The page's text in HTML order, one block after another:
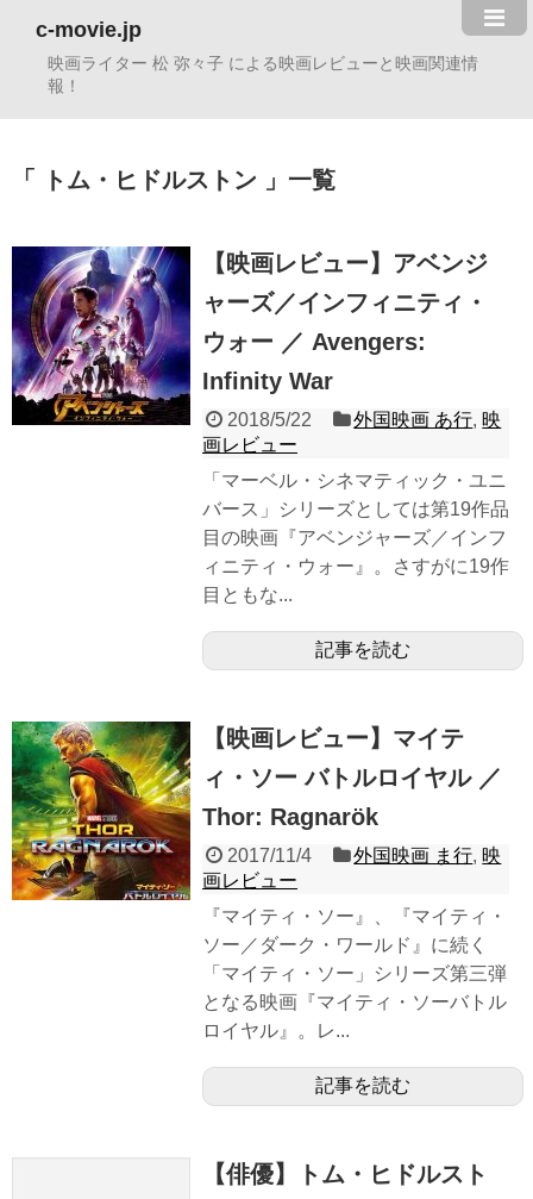
c-movie.jp
映画ライター 松 弥々子 による映画レビューと映画関連情
報！
トム・ヒドルストン 一覧
【映画レビュー】アベンジ
ャーズ／インフィニティ・
ウォー ／ Avengers:
Infinity War
2018/5/22 外国映画 あ行, 映
画レビュー
「マーベル・シネマティック・ユニ
バース」シリーズとしては第19作品
目の映画『アベンジャーズ／インフ
ィニティ・ウォー』。さすがに19作
目ともな...
記事を読む
【映画レビュー】マイテ
ィ・ソー バトルロイヤル ／
Thor: Ragnarök
2017/11/4 外国映画 ま行, 映
画レビュー
『マイティ・ソー』、『マイティ・
ソー／ダーク・ワールド』に続く
「マイティ・ソー」シリーズ第三弾
となる映画『マイティ・ソーバトル
ロイヤル』。レ...
記事を読む
【俳優】トム・ヒドルスト